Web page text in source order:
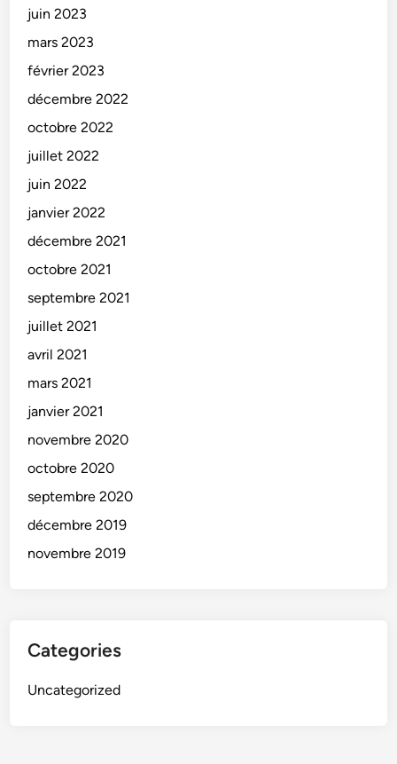
juin 2023
mars 2023
février 2023
décembre 2022
octobre 2022
juillet 2022
juin 2022
janvier 2022
décembre 2021
octobre 2021
septembre 2021
juillet 2021
avril 2021
mars 2021
janvier 2021
novembre 2020
octobre 2020
septembre 2020
décembre 2019
novembre 2019
Categories
Uncategorized